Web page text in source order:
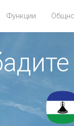
Функции